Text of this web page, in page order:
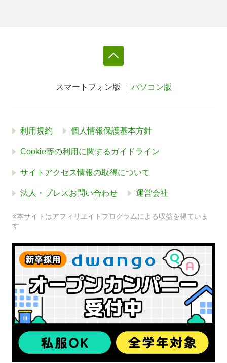
スマートフォン版 パソコン版
利用規約 個人情報保護基本方針
Cookie等の利用に関するガイドライン
サイトアクセス情報の取得について
法人・プレスお問い合わせ 運営会社
※本サイトはアフィリエイトプログラムによる収益を得ていま
す